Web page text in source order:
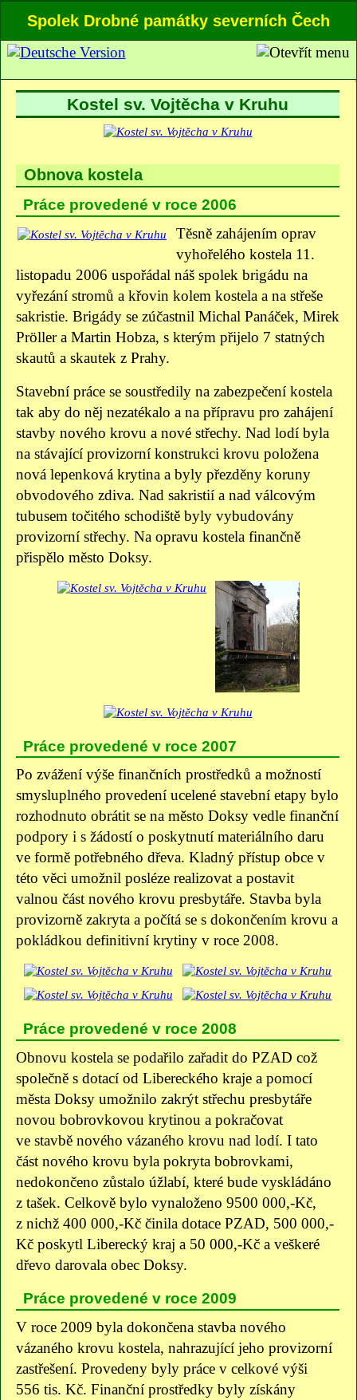
Spolek Drobné památky severních Čech
Kostel sv. Vojtěcha v Kruhu
Obnova kostela
Práce provedené v roce 2006
Těsně zahájením oprav
vyhořelého kostela 11.
listopadu 2006 uspořádal náš spolek brigádu na
vyřezání stromů a křovin kolem kostela a na střeše
sakristie. Brigády se zúčastnil Michal Panáček, Mirek
Pröller a Martin Hobza, s kterým přijelo 7 statných
skautů a skautek z Prahy.
Stavební práce se soustředily na zabezpečení kostela
tak aby do něj nezatékalo a na přípravu pro zahájení
stavby nového krovu a nové střechy. Nad lodí byla
na stávající provizorní konstrukci krovu položena
nová lepenková krytina a byly přezděny koruny
obvodového zdiva. Nad sakristií a nad válcovým
tubusem točitého schodiště byly vybudovány
provizorní střechy. Na opravu kostela finančně
přispělo město Doksy.
Práce provedené v roce 2007
Po zvážení výše finančních prostředků a možností
smysluplného provedení ucelené stavební etapy bylo
rozhodnuto obrátit se na město Doksy vedle finanční
podpory i s žádostí o poskytnutí materiálního daru
ve formě potřebného dřeva. Kladný přístup obce v
této věci umožnil posléze realizovat a postavit
valnou část nového krovu presbytáře. Stavba byla
provizorně zakryta a počítá se s dokončením krovu a
pokládkou definitivní krytiny v roce 2008.
Práce provedené v roce 2008
Obnovu kostela se podařilo zařadit do PZAD což
společně s dotací od Libereckého kraje a pomocí
města Doksy umožnilo zakrýt střechu presbytáře
novou bobrovkovou krytinou a pokračovat
ve stavbě nového vázaného krovu nad lodí. I tato
část nového krovu byla pokryta bobrovkami,
nedokončeno zůstalo úžlabí, které bude vyskládáno
z tašek. Celkově bylo vynaloženo 9500 000,-Kč,
z nichž 400 000,-Kč činila dotace PZAD, 500 000,-
Kč poskytl Liberecký kraj a 50 000,-Kč a veškeré
dřevo darovala obec Doksy.
Práce provedené v roce 2009
V roce 2009 byla dokončena stavba nového
vázaného krovu kostela, nahrazující jeho provizorní
zastřešení. Provedeny byly práce v celkové výši
556 tis. Kč. Finanční prostředky byly získány